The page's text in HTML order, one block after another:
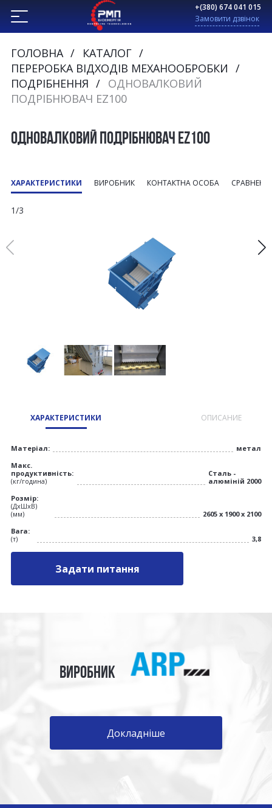
+(380) 674 041 015
Замовити дзвінок
ГОЛОВНА
КАТАЛОГ
ПЕРЕРОБКА ВІДХОДІВ МЕХАНООБРОБКИ
ПОДРІБНЕННЯ
ОДНОВАЛКОВИЙ
ПОДРІБНЮВАЧ EZ100
ОДНОВАЛКОВИЙ ПОДРІБНЮВАЧ EZ100
ХАРАКТЕРИСТИКИ ВИРОБНИК КОНТАКТНА ОСОБА
1/3
ХАРАКТЕРИСТИКИ ОПИСАНИЕ
Матеріал:
метал
Макс.
продуктивність:
(кг/година)
Сталь -
алюміній 2000
Розмір:
(ДхШхВ)
(мм)
2605 х 1900 х 2100
Вага:
(т)
3,8
Задати питання
ВИРОБНИК
Докладніше